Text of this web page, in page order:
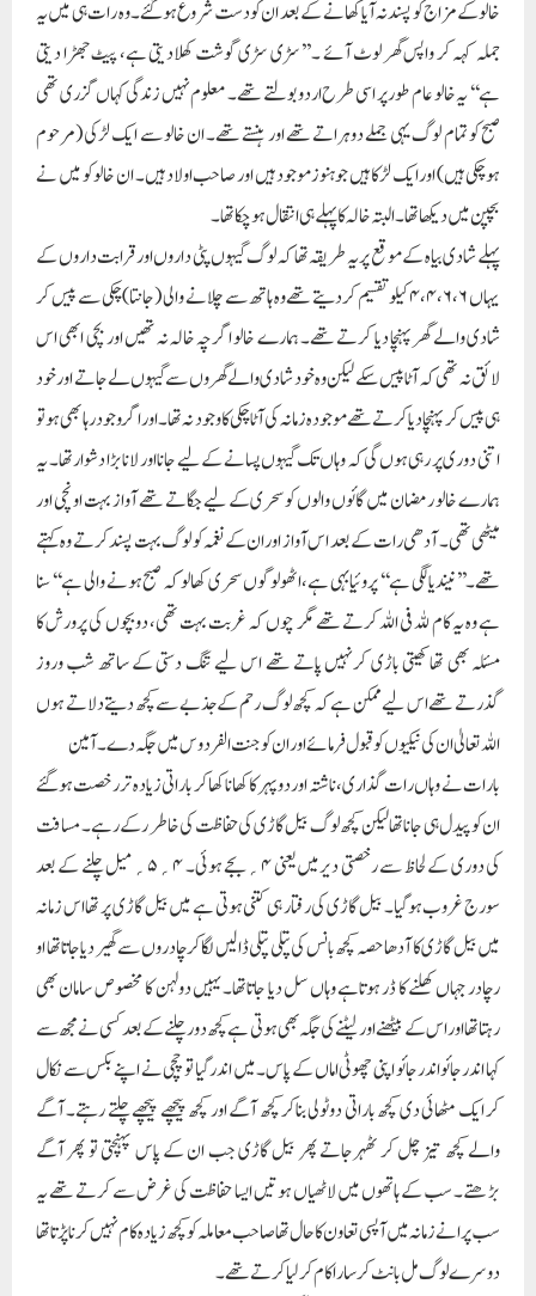
خالو کے مزاج کو پسندنہ آیا کھانے کے بعد ان کو دست شروع ہوگئے۔ وہ رات ہی میں یہ
جملہ کہہ کر واپس گھر لوٹ آئے ۔ ’’سڑی سڑی گوشت کھلادیتی ہے، پیٹ جھڑا دیتی
ہے‘‘ یہ خالو عام طور پر اسی طرح اردوبولتے تھے۔ معلوم نہیں زندگی کہاں گزری تھی
صبح کو تمام لوگ یہی جملے دوہراتے تھے اور ہنستے تھے۔ ان خالو سے ایک لڑکی (مرحوم
ہوچکی ہیں) اور ایک لڑکا ہیں جوہنوز موجود ہیں اور صاحب اولاد ہیں۔ ان خالو کو میں نے
بچپن میں دیکھا تھا۔ البتہ خالہ کا پہلے ہی انتقال ہوچکا تھا۔
پہلے شادی بیاہ کے موقع پر یہ طریقہ تھا کہ لوگ گیہوں پٹی داروں اور قرابت داروں کے
یہاں ۴،۴،۶،۶کیلوتقسیم کردیتے تھے وہ ہاتھ سے چلانے والی (جانتا) چکی سے پیس کر
شادی والے گھر پہنچا دیا کرتے تھے۔ ہمارے خالو اگر چہ خالہ نہ تھیں اور بچی ابھی اس
لائق نہ تھی کہ آٹاپیس سکے لیکن وہ خود شادی والے گھروں سے گیہوں لے جاتے اور خود
ہی پیس کر پہنچا دیا کرتے تھے موجودہ زمانہ کی آٹا چکی کا وجود نہ تھا۔ اور اگر وجود رہا بھی ہو تو
اتنی دوری پر رہی ہوں گی کہ وہاں تک گیہوں پسانے کے لیے جانا اور لانا بڑا دشوار تھا۔ یہ
ہمارے خالو رمضان میں گائوں والوں کو سحری کے لیے جگاتے تھے آواز بہت اونچی اور
میٹھی تھی۔ آدھی رات کے بعد اس آواز اور ان کے نغمہ کو لوگ بہت پسند کرتے وہ کہتے
تھے۔’’نیندیالگی ہے‘‘ پروئیابہی ہے، اٹھولوگوں سحری کھالو کہ صبح ہونے والی ہے‘‘ سنا
ہے وہ یہ کام للہ فی اللہ کرتے تھے مگر چوں کہ غربت بہت تھی، دوبچوں کی پرورش کا
مسئلہ بھی تھا کھیتی باڑی کرنہیں پاتے تھے اس لیے تنگ دستی کے ساتھ شب وروز
گذرتے تھے اس لیے ممکن ہے کہ کچھ لوگ رحم کے جذبے سے کچھ دیتے دلاتے ہوں
اللہ تعالیٰ ان کی نیکیوں کو قبول فرمائے اور ان کو جنت الفردوس میں جگہ دے۔آمین
بارات نے وہاں رات گذاری ، ناشتہ اور دوپہر کا کھانا کھاکر باراتی زیادہ تررخصت ہوگئے
ان کو پیدل ہی جاناتھا لیکن کچھ لوگ بیل گاڑی کی حفاظت کی خاطر رکے رہے۔ مسافت
کی دوری کے لحاظ سے رخصتی دیرمیں یعنی ۴؍بجے ہوئی۔ ۴؍۵؍میل چلنے کے بعد
سورج غروب ہوگیا۔ بیل گاڑی کی رفتار ہی کتنی ہوتی ہے میں بیل گاڑی پر تھا اس زمانہ
میں بیل گاڑی کا آدھا حصہ کچھ بانس کی پتلی پتلی ڈالیں لگاکر چادروں سے گھیر دیا جاتاتھا او
رچادر جہاں کھلنے کا ڈر ہوتاہے وہاں سل دیا جاتاتھا۔ یہیں دولہن کا مخصوص سامان بھی
رہتاتھا اور اس کے بیٹھنے او رلیٹنے کی جگہ بھی ہوتی ہے کچھ دور چلنے کے بعد کسی نے مجھ سے
کہا اندرجائو اندرجائو اپنی چھوٹی اماں کے پاس۔ میں اندرگیا تو چچی نے اپنے بکس سے نکال
کر ایک مٹھائی دی کچھ باراتی دوٹولی بناکر کچھ آگے اور کچھ پیچھے پیچھے چلتے رہتے۔ آگے
والے کچھ تیز چل کر ٹھہرجاتے پھر بیل گاڑی جب ان کے پاس پہنچتی تو پھر آگے
بڑھتے۔ سب کے ہاتھوں میں لاٹھیاں ہوتیں ایسا حفاظت کی غرض سے کرتے تھے یہ
سب پرانے زمانہ میں آپسی تعاون کا حال تھا صاحب معاملہ کو کچھ زیادہ کام نہیں کرنا پڑتا تھا
دوسرے لوگ مل بانٹ کر سارا کام کرلیا کرتے تھے۔